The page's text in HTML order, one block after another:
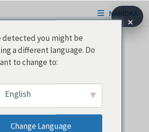
NABÍDKA
×
detected you might be
a different language. Do
to change to:
English
Change Language